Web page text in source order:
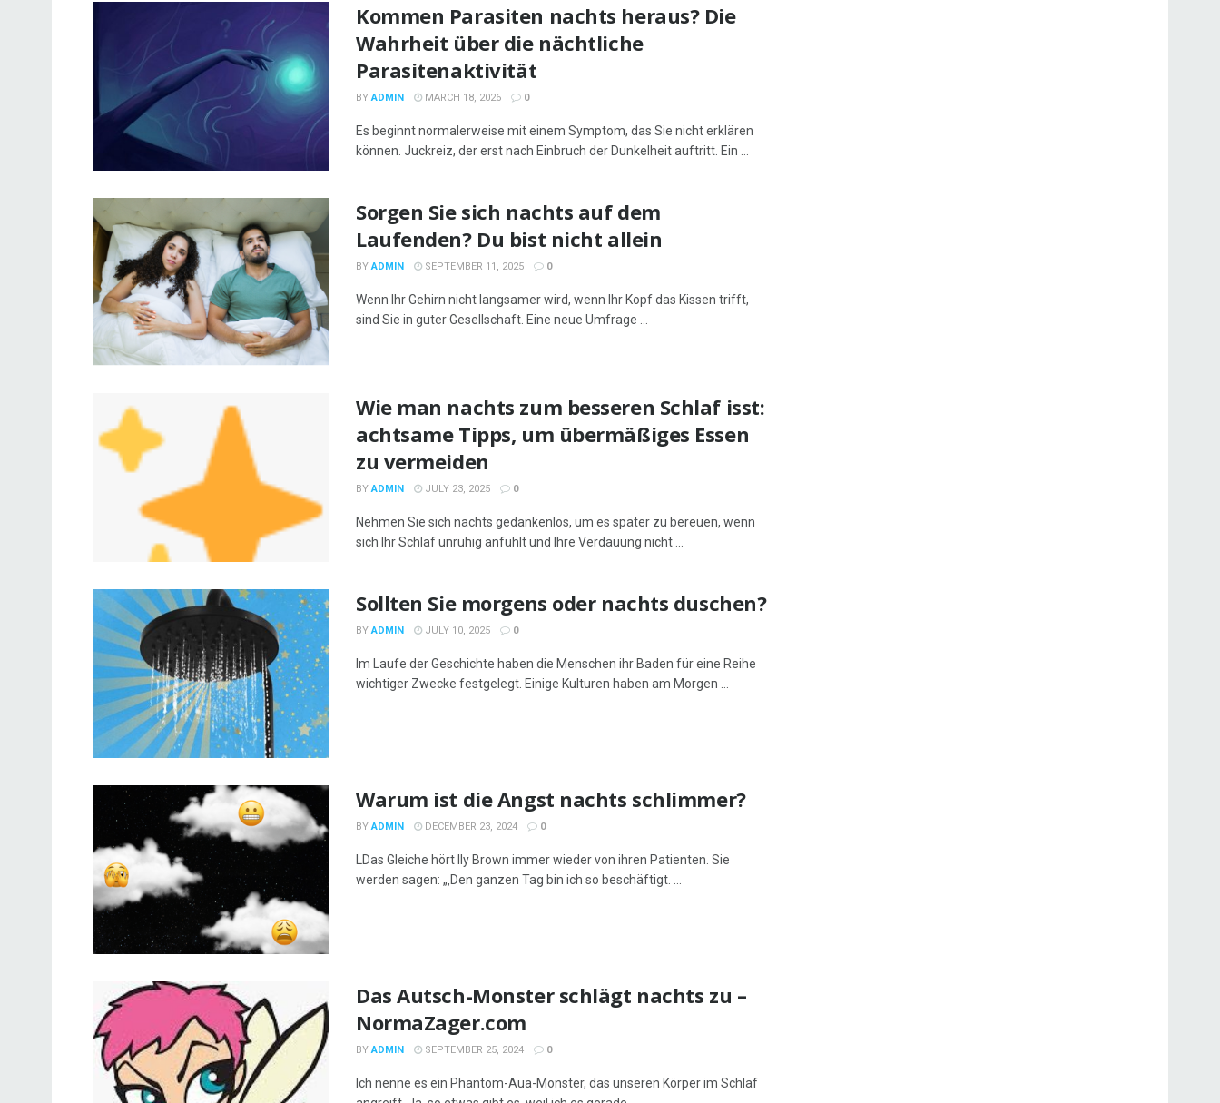
Kommen Parasiten nachts heraus? Die
Wahrheit über die nächtliche
Parasitenaktivität
BY ADMIN MARCH 18, 2026 0
Es beginnt normalerweise mit einem Symptom, das Sie nicht erklären
können. Juckreiz, der erst nach Einbruch der Dunkelheit auftritt. Ein ...
Sorgen Sie sich nachts auf dem
Laufenden? Du bist nicht allein
BY ADMIN SEPTEMBER 11, 2025 0
Wenn Ihr Gehirn nicht langsamer wird, wenn Ihr Kopf das Kissen trifft,
sind Sie in guter Gesellschaft. Eine neue Umfrage ...
Wie man nachts zum besseren Schlaf isst:
achtsame Tipps, um übermäßiges Essen
zu vermeiden
BY ADMIN JULY 23, 2025 0
Nehmen Sie sich nachts gedankenlos, um es später zu bereuen, wenn
sich Ihr Schlaf unruhig anfühlt und Ihre Verdauung nicht ...
Sollten Sie morgens oder nachts duschen?
BY ADMIN JULY 10, 2025 0
Im Laufe der Geschichte haben die Menschen ihr Baden für eine Reihe
wichtiger Zwecke festgelegt. Einige Kulturen haben am Morgen ...
Warum ist die Angst nachts schlimmer?
BY ADMIN DECEMBER 23, 2024 0
LDas Gleiche hört Ily Brown immer wieder von ihren Patienten. Sie
werden sagen: „‚Den ganzen Tag bin ich so beschäftigt. ...
Das Autsch-Monster schlägt nachts zu –
NormaZager.com
BY ADMIN SEPTEMBER 25, 2024 0
Ich nenne es ein Phantom-Aua-Monster, das unseren Körper im Schlaf